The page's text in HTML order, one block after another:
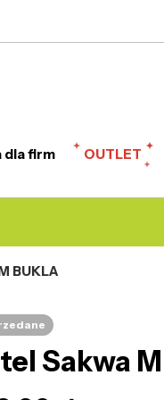
firm OUTLET
BUKLA
Sakwa